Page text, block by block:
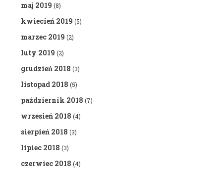
maj 2019 (8)
kwiecień 2019 (5)
marzec 2019 (2)
luty 2019 (2)
grudzień 2018 (3)
listopad 2018 (5)
październik 2018 (7)
wrzesień 2018 (4)
sierpień 2018 (3)
lipiec 2018 (3)
czerwiec 2018 (4)